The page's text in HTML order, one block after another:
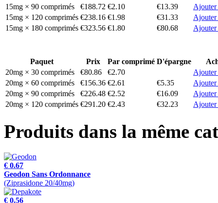
15mg × 90 comprimés €188.72 €2.10 €13.39
Ajouter
15mg × 120 comprimés €238.16 €1.98 €31.33
Ajouter
15mg × 180 comprimés €323.56 €1.80 €80.68 Ajouter
Paquet Prix Par comprimé D'épargne
20mg × 30 comprimés
€80.86 €2.70
Ajouter
20mg × 60 comprimés
€156.36 €2.61 €5.35
Ajouter
20mg × 90 comprimés
€226.48 €2.52 €16.09
Ajouter
20mg × 120 comprimés €291.20 €2.43 €32.23 Ajouter
Produits dans la même
€ 0.67
Geodon Sans Ordonnance
(Ziprasidone 20/40mg)
€ 0.56